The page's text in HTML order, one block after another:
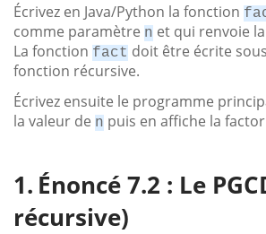
Écrivez en Java/Python la fonction
comme paramètre n et qui renvoie
La fonction fact doit être écrite
fonction récursive.
Écrivez ensuite le programme
la valeur de n puis en affiche la
Énoncé 7.2 : Le
récursive)